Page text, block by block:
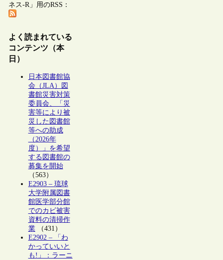
ネス-R」用のRSS：
よく読まれている
コンテンツ（本
日）
日本図書館協
会（JLA）図
書館災害対策
委員会、「災
害等により被
災した図書館
等への助成
（2026年
度）」を希望
する図書館の
募集を開始
（563）
E2903 – 琉球
大学附属図書
館医学部分館
でのカビ被害
資料の清掃作
業（431）
E2902 – 「わ
かっていいと
も!」：ラーニ